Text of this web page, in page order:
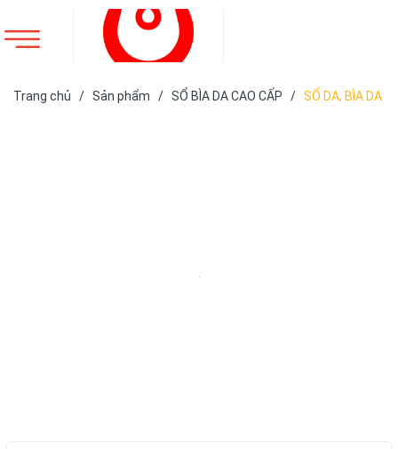
Trang chủ / Sản phẩm / SỔ BÌA DA CAO CẤP / SỔ DA, BÌA DA